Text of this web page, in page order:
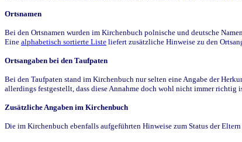
Ortsnamen
Bei den Ortsnamen wurden im Kirchenbuch polnische und deutsche
Eine alphabetisch sortierte Liste liefert zusätzliche Hinweise zu den
Ortsangaben bei den Taufpaten
Bei den Taufpaten stand im Kirchenbuch nur selten eine Angabe der
allerdings festgestellt, dass diese Annahme doch wohl nicht immer richtig
Zusätzliche Angaben im Kirchenbuch
Die im Kirchenbuch ebenfalls aufgeführten Hinweise zum Status der